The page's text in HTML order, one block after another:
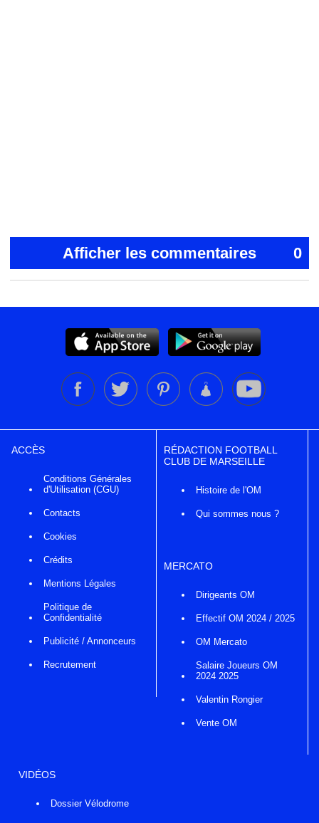
Afficher les commentaires 0
ACCÈS
Conditions Générales
d'Utilisation (CGU)
Contacts
Cookies
Crédits
Mentions Légales
Politique de
Confidentialité
Publicité / Annonceurs
Recrutement
RÉDACTION FOOTBALL
CLUB DE MARSEILLE
Histoire de l'OM
Qui sommes nous ?
MERCATO
Dirigeants OM
Effectif OM 2024 / 2025
OM Mercato
Salaire Joueurs OM
2024 2025
Valentin Rongier
Vente OM
VIDÉOS
Dossier Vélodrome